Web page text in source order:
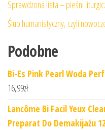
Sprawdzona lista – pieśni
Ślub humanistyczny, czyli
Podobne
Bi-Es Pink Pearl Woda
16,99zł
Lancôme Bi Facil Yeux
Preparat Do Demakijażu